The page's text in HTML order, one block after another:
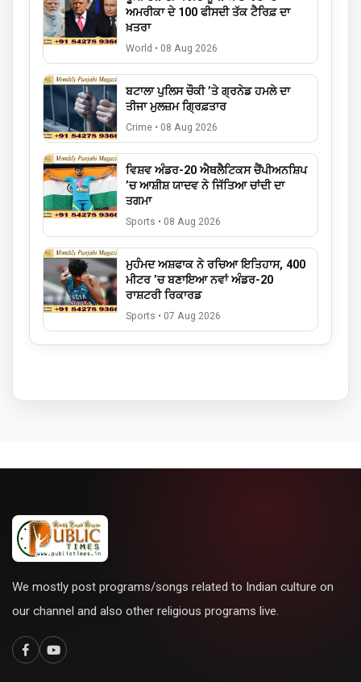
ਅਮਰੀਕਾ ਦੇ 100 ਫੀਸਦੀ ਤੱਕ ਟੈਰਿਫ਼ ਦਾ
ਖ਼ਤਰਾ
World • 08 Aug 2026
ਬਟਾਲਾ ਪੁਲਿਸ ਚੌਕੀ ’ਤੇ ਗ੍ਰਨੇਡ ਹਮਲੇ ਦਾ
ਤੀਜਾ ਮੁਲਜ਼ਮ ਗ੍ਰਿਫ਼ਤਾਰ
Crime • 08 Aug 2026
ਵਿਸ਼ਵ ਅੰਡਰ-20 ਐਥਲੈਟਿਕਸ ਚੈਂਪੀਅਨਸ਼ਿਪ
’ਚ ਆਸ਼ੀਸ਼ ਯਾਦਵ ਨੇ ਜਿੱਤਿਆ ਚਾਂਦੀ ਦਾ
ਤਗਮਾ
Sports • 08 Aug 2026
ਮੁਹੰਮਦ ਅਸ਼ਫਾਕ ਨੇ ਰਚਿਆ ਇਤਿਹਾਸ, 400
ਮੀਟਰ ’ਚ ਬਣਾਇਆ ਨਵਾਂ ਅੰਡਰ-20
ਰਾਸ਼ਟਰੀ ਰਿਕਾਰਡ
Sports • 07 Aug 2026
We mostly post programs/songs related to Indian culture on
our channel and also other religious programs live.